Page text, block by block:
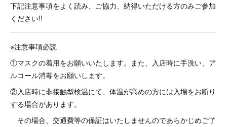
下記注意事項をよく読み、ご協力、納得いただける方のみご参加
ください!!
※注意事項必読
①マスクの着用をお願いいたします。また、入店時に手洗い、ア
ルコール消毒をお願いします。
②入店時に非接触型検温にて、体温が高めの方には入場をお断り
する場合があります。
その場合、交通費等の保証はいたしませんのであらかじめご了